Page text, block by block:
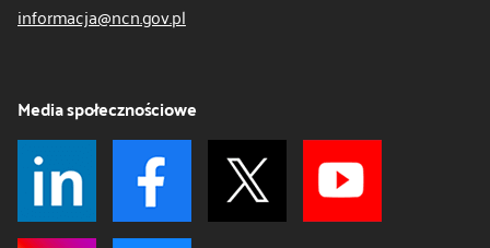
informacja@ncn.gov.pl
Media społecznościowe